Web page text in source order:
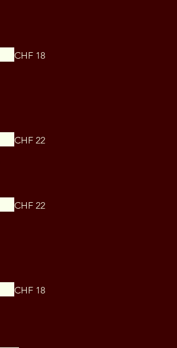
CHF 18
CHF 22
CHF 22
CHF 18